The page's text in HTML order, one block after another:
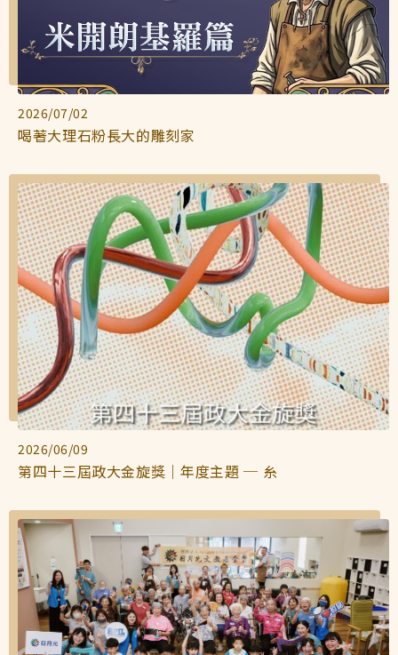
2026/07/02
喝著大理石粉長大的雕刻家
2026/06/09
第四十三屆政大金旋獎｜年度主題 ─ 糸